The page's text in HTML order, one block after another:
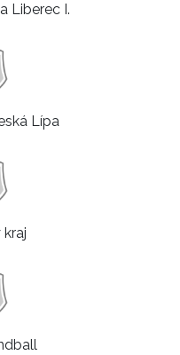
Liberec I.
Lípa
kraj